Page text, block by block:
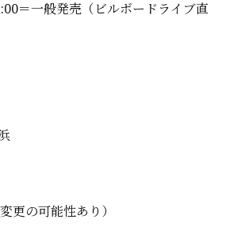
＝一般発売（ビルボードライブ直
更の可能性あり）